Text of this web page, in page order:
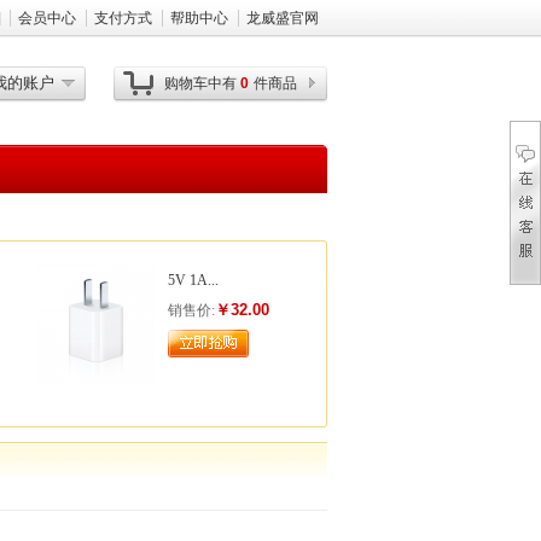
购物车中有 0 件商品
会员中心 支付方式 帮助中心 龙威盛官网
的账户
5V 1A...
销售价: ￥32.00